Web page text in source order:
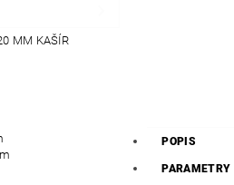
MM KAŠÍR
POPIS
PARAMETRY